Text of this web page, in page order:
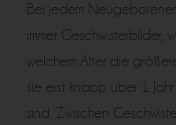
Bei jedem
immer Geschwisterbilder,
welchem Alter die
sie erst knapp über 1
sind. Zwischen